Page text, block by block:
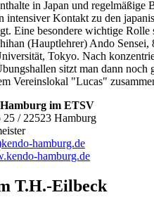
in Japan und regelmäßige
intensiver Kontakt zu den
Eine besondere wichtige Rolle
(Hauptlehrer) Ando
Tokyo. Nach
sitzt man dann noch
Vereinslokal "Lucas"
im ETSV
25 / 22523 Hamburg
hamburg.de
hamburg.de
T.H.-Eilbeck